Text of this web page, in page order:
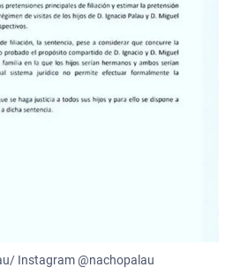
Instagram @nachopalau